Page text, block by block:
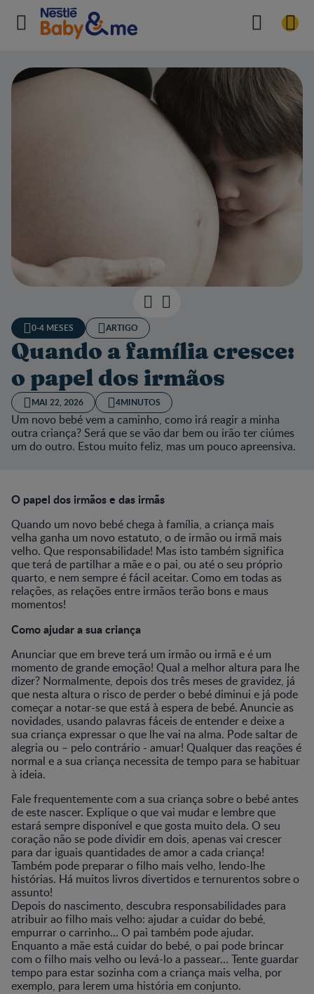
0-4 MESES ARTIGO
Quando a família cresce:
o papel dos irmãos
MAI 22, 2026 4MINUTOS
Um novo bebé vem a caminho, como irá reagir a minha
outra criança? Será que se vão dar bem ou irão ter ciúmes
um do outro. Estou muito feliz, mas um pouco apreensiva.
O papel dos irmãos e das irmãs
Quando um novo bebé chega à família, a criança mais
velha ganha um novo estatuto, o de irmão ou irmã mais
velho. Que responsabilidade! Mas isto também significa
que terá de partilhar a mãe e o pai, ou até o seu próprio
quarto, e nem sempre é fácil aceitar. Como em todas as
relações, as relações entre irmãos terão bons e maus
momentos!
Como ajudar a sua criança
Anunciar que em breve terá um irmão ou irmã e é um
momento de grande emoção! Qual a melhor altura para lhe
dizer? Normalmente, depois dos três meses de gravidez, já
que nesta altura o risco de perder o bebé diminui e já pode
começar a notar-se que está à espera de bebé. Anuncie as
novidades, usando palavras fáceis de entender e deixe a
sua criança expressar o que lhe vai na alma. Pode saltar de
alegria ou – pelo contrário - amuar! Qualquer das reações é
normal e a sua criança necessita de tempo para se habituar
à ideia.
Fale frequentemente com a sua criança sobre o bebé antes
de este nascer. Explique o que vai mudar e lembre que
estará sempre disponível e que gosta muito dela. O seu
coração não se pode dividir em dois, apenas vai crescer
para dar iguais quantidades de amor a cada criança!
Também pode preparar o filho mais velho, lendo-lhe
histórias. Há muitos livros divertidos e ternurentos sobre o
assunto!
Depois do nascimento, descubra responsabilidades para
atribuir ao filho mais velho: ajudar a cuidar do bebé,
empurrar o carrinho… O pai também pode ajudar.
Enquanto a mãe está cuidar do bebé, o pai pode brincar
com o filho mais velho ou levá-lo a passear… Tente guardar
tempo para estar sozinha com a criança mais velha, por
exemplo, para lerem uma história em conjunto.